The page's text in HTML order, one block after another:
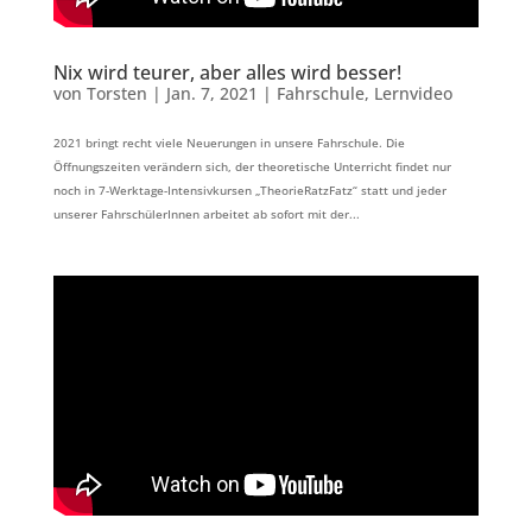
Nix wird teurer, aber alles wird besser!
von Torsten | Jan. 7, 2021 | Fahrschule, Lernvideo
2021 bringt recht viele Neuerungen in unsere Fahrschule. Die
Öffnungszeiten verändern sich, der theoretische Unterricht findet nur
noch in 7-Werktage-Intensivkursen „TheorieRatzFatz“ statt und jeder
unserer FahrschülerInnen arbeitet ab sofort mit der...